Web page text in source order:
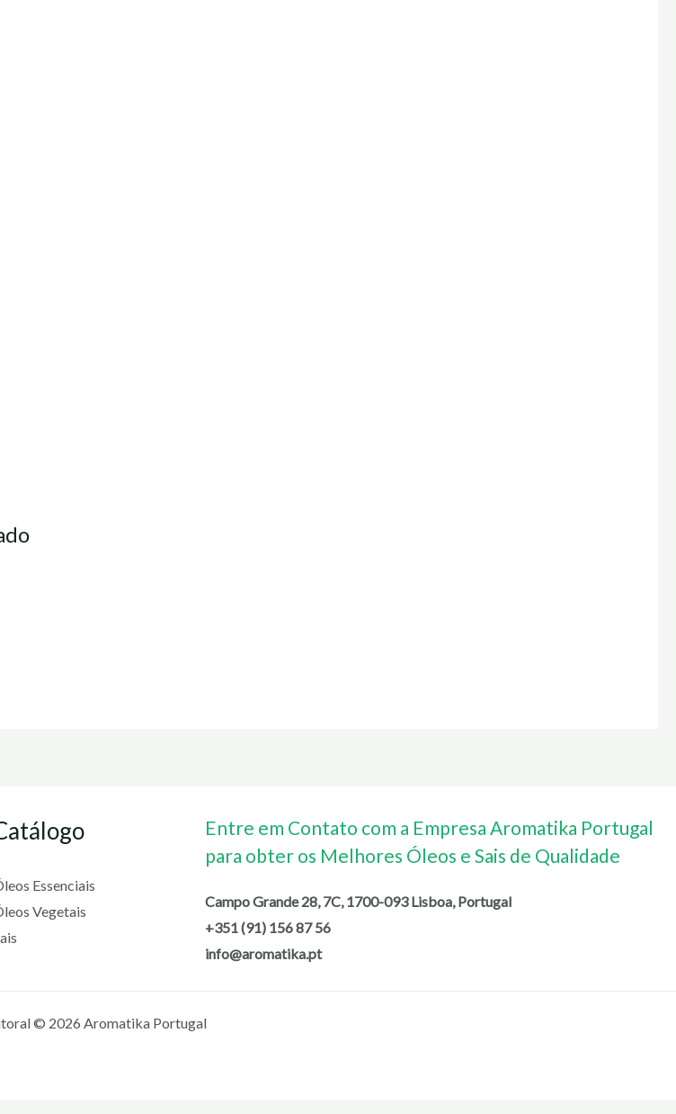
Essenciais
Vegetais
Entre em Contato com a Empresa Aromatika Portugal
para obter os Melhores Óleos e Sais de Qualidade
Campo Grande 28, 7C, 1700-093 Lisboa, Portugal
+351 (91) 156 87 56
info@aromatika.pt
© 2026 Aromatika Portugal